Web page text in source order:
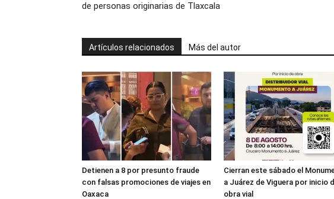
de personas originarias de Tlaxcala
Artículos relacionados Más del autor
Detienen a 8 por presunto fraude
con falsas promociones de viajes en
Oaxaca
Cierran este sábado el
a Juárez de Viguera por inicio
obra vial